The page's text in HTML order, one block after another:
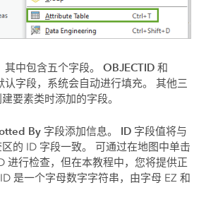
其中包含五个字段。OBJECTID 和
认字段，系统会自动进行填充。 其他三
要素类时添加的字段。
By 字段添加信息。 ID 字段值将与
的 ID 字段一致。 可通过在地图中单击
进行检查，但在本教程中，您将提供正
是一个字母数字字符串，由字母 EZ 和